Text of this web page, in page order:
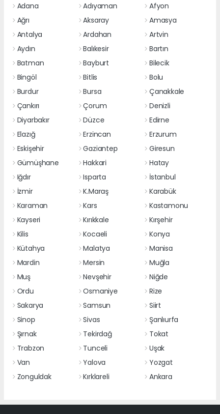
Adana Adıyaman
Afyon
Ağrı
Aksaray
Amasya
Antalya
Ardahan
Artvin
Aydın
Balıkesir
Bartın
Batman
Bayburt
Bilecik
Bingöl
Bitlis
Bolu
Burdur
Bursa
Çanakkale
Çankırı
Çorum
Denizli
Diyarbakır
Düzce
Edirne
Elazığ
Erzincan
Erzurum
Eskişehir
Gaziantep
Giresun
Gümüşhane
Hakkari
Hatay
Iğdır
Isparta
İstanbul
İzmir
K.Maraş
Karabük
Karaman
Kars
Kastamonu
Kayseri
Kırıkkale
Kırşehir
Kilis
Kocaeli
Konya
Kütahya
Malatya
Manisa
Mardin
Mersin
Muğla
Muş
Nevşehir
Niğde
Ordu
Osmaniye
Rize
Sakarya
Samsun
Siirt
Sinop
Sivas
Şanlıurfa
Şırnak
Tekirdağ
Tokat
Trabzon
Tunceli
Uşak
Van
Yalova
Yozgat
Zonguldak
Kırklareli Ankara